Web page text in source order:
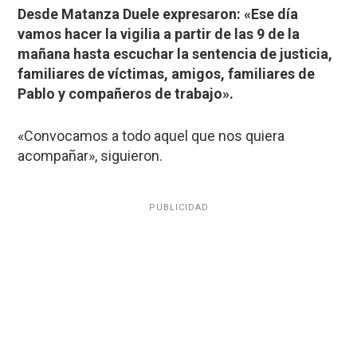
Desde Matanza Duele expresaron: «Ese día
vamos hacer la vigilia a partir de las 9 de la
mañana hasta escuchar la sentencia de justicia,
familiares de víctimas, amigos, familiares de
Pablo y compañeros de trabajo».
«Convocamos a todo aquel que nos quiera
acompañar», siguieron.
PUBLICIDAD